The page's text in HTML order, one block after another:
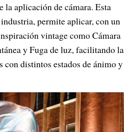
la aplicación de cámara. Esta
permite aplicar, con un
vintage como Cámara
y Fuga de luz, facilitando la
con distintos estados de ánimo y